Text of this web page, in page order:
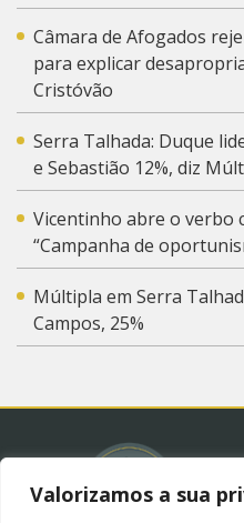
Valorizamos a sua
Câmara de Afogados
para explicar
Cristóvão
Serra Talhada: Duque
e Sebastião 12%, diz
Vicentinho abre o verbo
“Campanha de
Múltipla em Serra
Campos, 25%